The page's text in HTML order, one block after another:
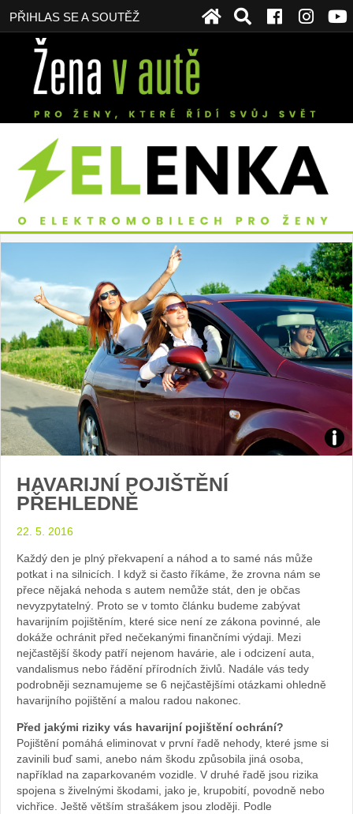
PŘIHLAS SE A SOUTĚŽ
HAVARIJNÍ POJIŠTĚNÍ
PŘEHLEDNĚ
22. 5. 2016
Každý den je plný překvapení a náhod a to samé nás může
potkat i na silnicích. I když si často říkáme, že zrovna nám se
přece nějaká nehoda s autem nemůže stát, den je občas
nevyzpytatelný. Proto se v tomto článku budeme zabývat
havarijním pojištěním, které sice není ze zákona povinné, ale
dokáže ochránit před nečekanými finančními výdaji. Mezi
nejčastější škody patří nejenom havárie, ale i odcizení auta,
vandalismus nebo řádění přírodních živlů. Nadále vás tedy
podrobněji seznamujeme se 6 nejčastějšími otázkami ohledně
havarijního pojištění a malou radou nakonec.
Před jakými riziky vás havarijní pojištění ochrání?
Pojištění pomáhá eliminovat v první řadě nehody, které jsme si
zavinili buď sami, anebo nám škodu způsobila jiná osoba,
například na zaparkovaném vozidle. V druhé řadě jsou rizika
spojena s živelnými škodami, jako je, krupobití, povodně nebo
vichřice. Ještě větším strašákem jsou zloději. Podle